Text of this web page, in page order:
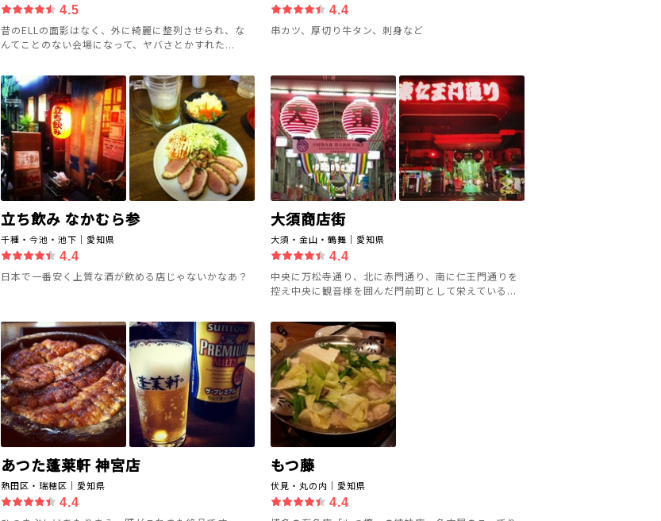
4.5
昔のELLの面影はなく、外に綺麗に整列させられ、な
んてことのない会場になって、ヤバさとかすれた...
4.4
串カツ、厚切り牛タン、刺身など
立ち飲み なかむら参
千種・今池・池下｜愛知県
4.4
日本で一番安く上質な酒が飲める店じゃないかなあ？
大須商店街
大須・金山・鶴舞｜愛知県
4.4
中央に万松寺通り、北に赤門通り、南に仁王門通りを
控え中央に観音様を囲んだ門前町として栄えている...
あつた蓬莱軒 神宮店
熱田区・瑞穂区｜愛知県
4.4
もつ藤
伏見・丸の内｜愛知県
4.4